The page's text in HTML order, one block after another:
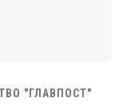
"ГЛАВПОСТ"